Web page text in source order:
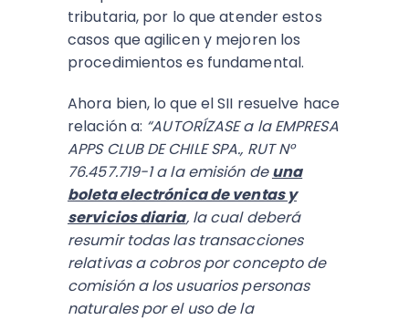
tributaria, por lo que atender estos
casos que agilicen y mejoren los
procedimientos es fundamental.
Ahora bien, lo que el SII resuelve hace
relación a: “AUTORÍZASE a la EMPRESA
APPS CLUB DE CHILE SPA., RUT N°
76.457.719-1 a la emisión deuna
boleta electrónica de ventas y
servicios diaria, la cual deberá
resumir todas las transacciones
relativas a cobros por concepto de
comisión a los usuarios personas
naturales por el uso de la